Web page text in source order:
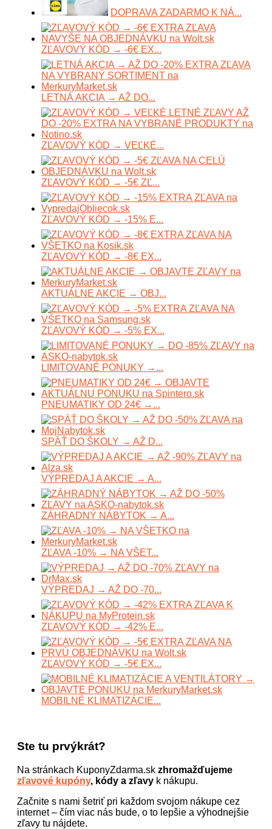
DOPRAVA ZADARMO K NÁ...
ZĽAVOVÝ KÓD → -6€ EX...
LETNÁ AKCIA → AŽ DO...
ZĽAVOVÝ KÓD → VEĽKÉ...
ZĽAVOVÝ KÓD → -5€ ZĽ...
ZĽAVOVÝ KÓD → -15% E...
ZĽAVOVÝ KÓD → -8€ EX...
AKTUÁLNE AKCIE → OBJ...
ZĽAVOVÝ KÓD → -5% EX...
LIMITOVANÉ PONUKY →...
PNEUMATIKY OD 24€ →...
SPÄŤ DO ŠKOLY → AŽ D...
VÝPREDAJ A AKCIE → A...
ZÁHRADNÝ NÁBYTOK → A...
ZĽAVA -10% → NA VŠET...
VÝPREDAJ → AŽ DO -70...
ZĽAVOVÝ KÓD → -42% E...
ZĽAVOVÝ KÓD → -5€ EX...
MOBILNÉ KLIMATIZÁCIE...
Ste tu prvýkrát?
Na stránkach KuponyZdarma.sk zhromažďujeme
zľavové kupóny, kódy a zľavy k nákupu.
Začnite s nami šetriť pri každom svojom nákupe cez
internet – čím viac nás bude, o to lepšie a výhodnejšie
zľavy tu nájdete.